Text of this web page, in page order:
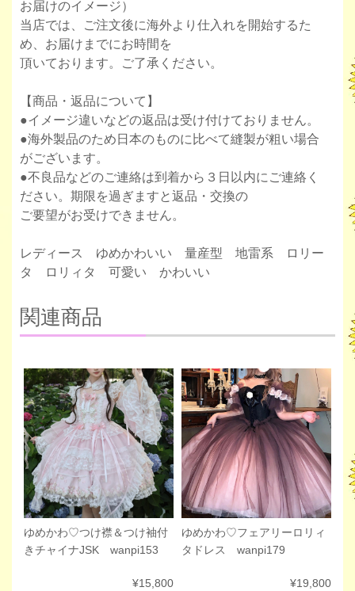
お届けのイメージ）
当店では、ご注文後に海外より仕入れを開始するた
め、お届けまでにお時間を
頂いております。ご了承ください。
【商品・返品について】
●イメージ違いなどの返品は受け付けておりません。
●海外製品のため日本のものに比べて縫製が粗い場合
がございます。
●不良品などのご連絡は到着から３日以内にご連絡く
ださい。期限を過ぎますと返品・交換の
ご要望がお受けできません。
レディース ゆめかわいい 量産型 地雷系 ロリー
タ ロリィタ 可愛い かわいい
関連商品
ゆめかわ♡つけ襟＆つけ袖付
きチャイナJSK wanpi153
¥15,800
ゆめかわ♡フェアリーロリィ
タドレス wanpi179
¥19,800